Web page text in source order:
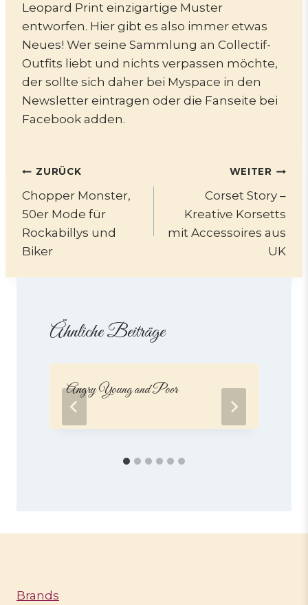
Leopard Print einzigartige Muster
entworfen. Hier gibt es also immer etwas
Neues! Wer seine Sammlung an Collectif-
Outfits liebt und nichts verpassen möchte,
der sollte sich daher bei Myspace in den
Newsletter eintragen oder die Fanseite bei
Facebook adden.
Beitragsnavigation
ZURÜCK
Chopper Monster,
50er Mode für
Rockabillys und
Biker
WEITER
Corset Story –
Kreative Korsetts
mit Accessoires aus
UK
Ähnliche Beiträge
Angry Young and Poor
Brands